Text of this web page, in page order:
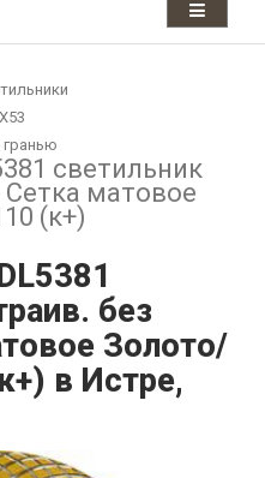
гранью
светильник
Сетка матовое
(к+)
без
Золото/
в Истре,